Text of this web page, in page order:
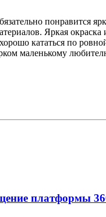
понравится
Яркая
кататься по
маленькому
платформы